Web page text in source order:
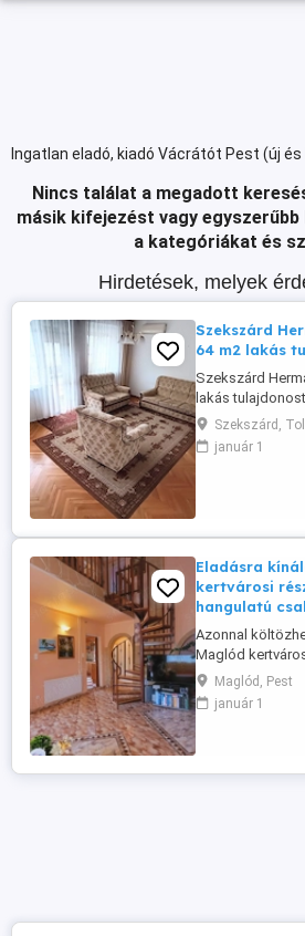
Ingatlan eladó, kiadó Vácrátót Pest (új
Nincs találat a megadott
másik kifejezést vagy
a kategóriákat és
Hirdetések, melyek
Szekszárd
64 m2 lakás
Szekszárd
lakás
kedvelt részén, a
eladó egy 64
téglaépítésű
Szekszárd,
január 1
Eladásra
kertvárosi
hangulatú
Azonnal
Maglód
felújított,
keleti fekvésű,
duplakomfortos
szekrények, a
Maglód, Pest
január 1